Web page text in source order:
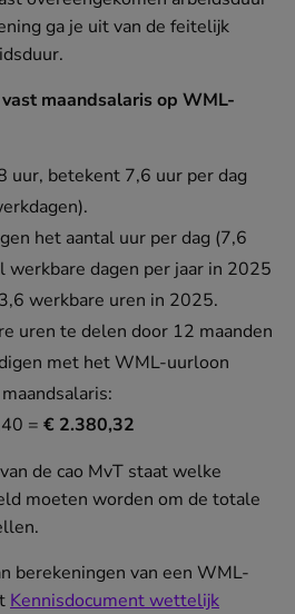
ga je uit van de feitelijk
maandsalaris op WML-
uur, betekent 7,6 uur per dag
het aantal uur per dag (7,6
werkbare dagen per jaar in 2025
werkbare uren in 2025.
uren te delen door 12 maanden
met het WML-uurloon
= € 2.380,32
de cao MvT staat welke
moeten worden om de totale
berekeningen van een WML-
Kennisdocument wettelijk